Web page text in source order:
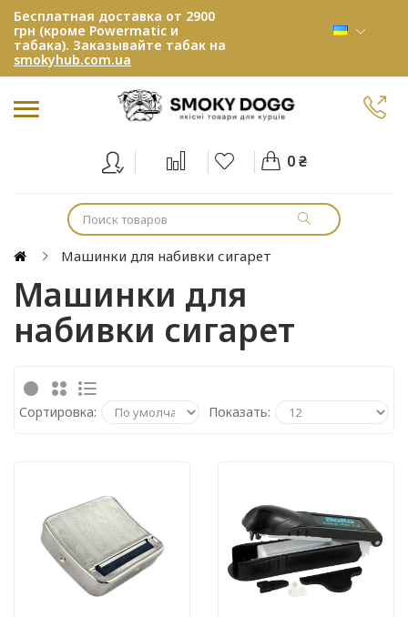
Бесплатная доставка от 2900
грн (кроме Powermatic и
табака). Заказывайте табак на
smokyhub.com.ua
0 ₴
Машинки для набивки сигарет
Машинки для
набивки сигарет
Сортировка: Показать: